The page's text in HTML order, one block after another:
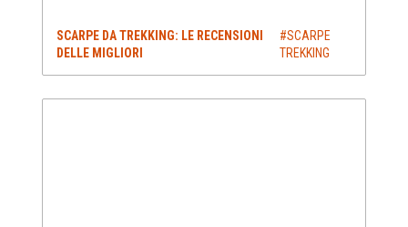
SCARPE DA TREKKING: LE RECENSIONI
DELLE MIGLIORI
#SCARPE
TREKKING